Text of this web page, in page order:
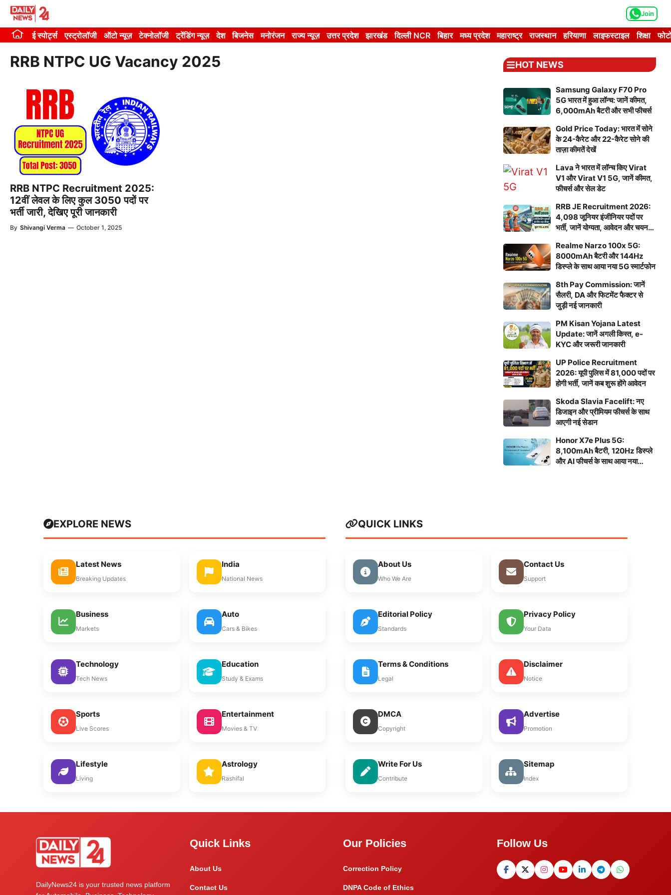
Skip
content
Join
ई स्पोर्ट्स एस्ट्रोलॉजी ऑटो न्यूज़ टेक्नोलॉजी ट्रेंडिंग न्यूज़ देश बिजनेस मनोरंजन राज्य न्यूज़ उत्तर प्रदेश झारखंड दिल्ली NCR बिहार मध्य प्रदेश महाराष्ट्र राजस्थान हरियाणा लाइफस्टाइल शिक्षा
RRB NTPC UG Vacancy 2025
RRB NTPC Recruitment 2025:
12वीं लेवल के लिए कुल 3050 पदों पर
भर्ती जारी, देखिए पूरी जानकारी
By Shivangi Verma — October 1, 2025
HOT NEWS
Samsung Galaxy F70 Pro
5G भारत में हुआ लॉन्च: जानें कीमत,
6,000mAh बैटरी और सभी फीचर्स
Gold Price Today: भारत में सोने
के 24-कैरेट और 22-कैरेट सोने की
ताज़ा कीमतें देखें
Lava ने भारत में लॉन्च किए Virat
V1 और Virat V1 5G, जानें कीमत,
फीचर्स और सेल डेट
RRB JE Recruitment 2026:
4,098 जूनियर इंजीनियर पदों पर
भर्ती, जानें योग्यता, आवेदन और चयन
Realme Narzo 100x 5G:
8000mAh बैटरी और 144Hz
डिस्प्ले के साथ आया नया 5G स्मार्टफोन
8th Pay Commission: जानें
सैलरी, DA और फिटमेंट फैक्टर से
जुड़ी नई जानकारी
PM Kisan Yojana Latest
Update: जानें अगली किस्त, e-
KYC और जरूरी जानकारी
UP Police Recruitment
2026: यूपी पुलिस में 81,000 पदों पर
होगी भर्ती, जानें कब शुरू होंगे आवेदन
Skoda Slavia Facelift: नए
डिजाइन और प्रीमियम फीचर्स के साथ
आएगी नई सेडान
Honor X7e Plus 5G:
8,100mAh बैटरी, 120Hz डिस्प्ले
और AI फीचर्स के साथ आया नया
EXPLORE NEWS
Latest News
Breaking Updates
India
National News
Business
Markets
Auto
Cars & Bikes
Technology
Tech News
Education
Study & Exams
Sports
Live Scores
Entertainment
Movies & TV
Lifestyle
Living
Astrology
Rashifal
QUICK LINKS
About Us
Who We Are
Contact Us
Support
Editorial Policy
Standards
Privacy Policy
Your Data
Terms & Conditions
Legal
Disclaimer
Notice
DMCA
Copyright
Advertise
Promotion
Write For Us
Contribute
Sitemap
Index
DailyNews24 is your trusted news platform
Quick Links
About Us
Contact Us
Our Policies
Correction Policy
DNPA Code of Ethics
Follow Us